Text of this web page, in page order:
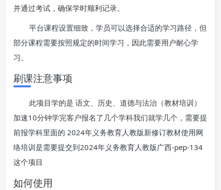
并通过考试，确保学时顺利记录。
平台课程设置细致，学员可以选择合适的学习路径，但
部分课程需要按照规定的时间学习，因此需要用户耐心学
习。
刷课注意事项
此项目学的是 语文、历史、道德与法治（教材培训）
加速10分钟学完客户报名了几个学科我们就学几个，需要提
前报学科里面的 2024年义务教育人教版新修订教材使用网
络培训是需要提交到2024年义务教育人教版广西-pep-134
这个项目
如何使用